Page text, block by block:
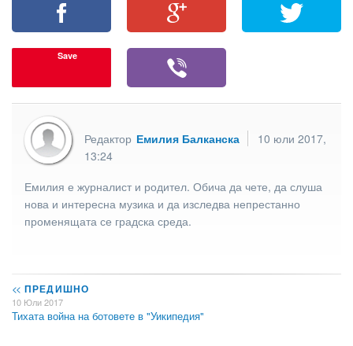
Save
Редактор Емилия Балканска
10 юли 2017,
13:24
Емилия е журналист и родител. Обича да чете, да слуша
нова и интересна музика и да изследва непрестанно
променящата се градска среда.
<< ПРЕДИШНО
10 Юли 2017
Тихата война на ботовете в "Уикипедия"